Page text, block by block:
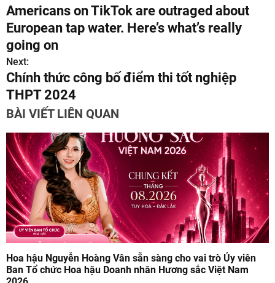
i
ề
u
h
ư
ớ
n
g
b
à
i
v
Americans on TikTok are outraged about
European tap water. Here’s what’s really
going on
Next:
Chính thức công bố điểm thi tốt nghiệp
THPT 2024
BÀI VIẾT LIÊN QUAN
Hoa hậu Nguyễn Hoàng Vân sẵn sàng cho vai trò Ủy viên
Ban Tổ chức Hoa hậu Doanh nhân Hương sắc Việt Nam